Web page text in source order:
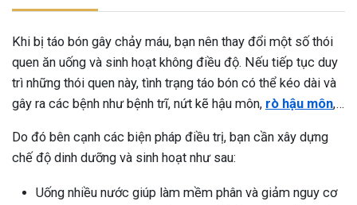
Khi bị táo bón gây chảy máu, bạn nên thay đổi một số thói
quen ăn uống và sinh hoạt không điều độ. Nếu tiếp tục duy
trì những thói quen này, tình trạng táo bón có thể kéo dài và
gây ra các bệnh như bệnh trĩ, nứt kẽ hậu môn, rò hậu môn,…
Do đó bên cạnh các biện pháp điều trị, bạn cần xây dựng
chế độ dinh dưỡng và sinh hoạt như sau:
Uống nhiều nước giúp làm mềm phân và giảm nguy cơ